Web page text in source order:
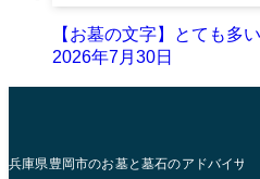
【お墓の文字】とても多
2026年7月30日
兵庫県豊岡市のお墓と墓石のアドバイザー